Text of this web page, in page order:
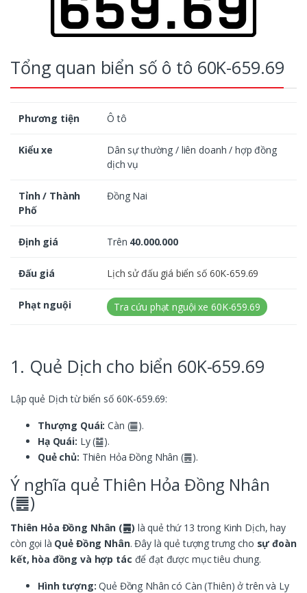
Tổng quan biển số ô tô 60K-659.69
Phương tiện Ô tô
Kiểu xe
Dân sự thường / liên doanh / hợp đồng
dịch vụ
Tỉnh / Thành
Phố
Đồng Nai
Định giá Trên 40.000.000
Đấu giá Lịch sử đấu giá biển số 60K-659.69
Phạt nguội Tra cứu phạt nguội xe 60K-659.69
1. Quẻ Dịch cho biển 60K-659.69
Lập quẻ Dịch từ biển số 60K-659.69:
Thượng Quái: Càn (䷀).
Hạ Quái: Ly (䷄).
Quẻ chủ: Thiên Hỏa Đồng Nhân (䷌).
Ý nghĩa quẻ Thiên Hỏa Đồng Nhân
(䷌)
Thiên Hỏa Đồng Nhân (䷌) là quẻ thứ 13 trong Kinh Dịch, hay
còn gọi là Quẻ Đồng Nhân. Đây là quẻ tượng trưng cho sự đoàn
kết, hòa đồng và hợp tác để đạt được mục tiêu chung.
Hình tượng: Quẻ Đồng Nhân có Càn (Thiên) ở trên và Ly